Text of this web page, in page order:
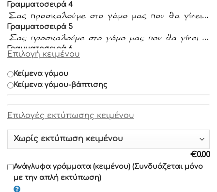
Γραμματοσειρά 4
Γραμματοσειρά 5
Γραμματοσειρά 6
Γραμματοσειρά 7
Γραμματοσειρά 9
Γραμματοσειρά 10
Γραμματοσειρά 11
Γραμματοσειρά 12
Επιλογή κειμένου
Κείμενα γάμου
Κείμενα γάμου-βάπτισης
Επιλογές εκτύπωσης κειμένου
€0.00
Ανάγλυφα γράμματα (κειμένου) (Συνδυάζεται μόνο
με την απλή εκτύπωση)